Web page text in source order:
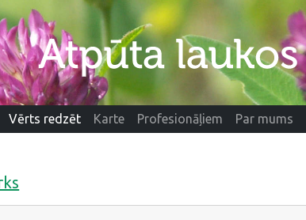
Vērts redzēt Karte Profesionāļiem Par mums